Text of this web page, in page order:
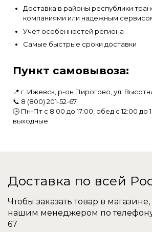
Доставка в районы республики
компаниями или надежным
Учет особенностей региона
Самые быстрые сроки доставки
Пункт самовывоза:
📍 г. Ижевск, р-он Пирогово, ул.
📞 8 (800) 201-52-67
🕒 Пн-Пт с 8:00 до 17:00, обед с 12:00 до
выходные
Доставка по всей
Чтобы заказать товар в
нашим менеджером по
67